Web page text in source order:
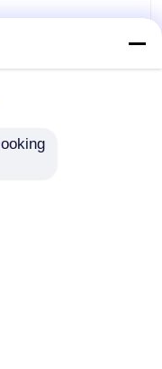
соль
контактные